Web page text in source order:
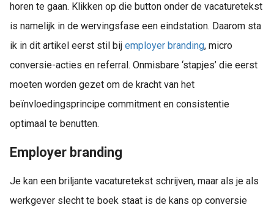
horen te gaan. Klikken op die button onder de vacaturetekst
is namelijk in de wervingsfase een eindstation. Daarom sta
ik in dit artikel eerst stil bij employer branding, micro
conversie-acties en referral. Onmisbare ‘stapjes’ die eerst
moeten worden gezet om de kracht van het
beïnvloedingsprincipe commitment en consistentie
optimaal te benutten.
Employer branding
Je kan een briljante vacaturetekst schrijven, maar als je als
werkgever slecht te boek staat is de kans op conversie